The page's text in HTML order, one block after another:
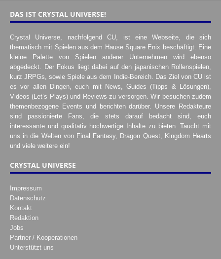
DAS IST CRYSTAL UNIVERSE!
Crystal Universe, nachfolgend CU, ist eine Webseite, die sich
thematisch mit Spielen aus dem Hause Square Enix beschäftigt. Eine
kleine Palette von Spielen anderer Unternehmen wird ebenso
abgedeckt. Der Fokus liegt dabei auf den japanischen Rollenspielen,
kurz JRPGs, sowie Spiele aus dem Indie-Bereich. Das Ziel von CU ist
es vor allen Dingen, euch mit News, Guides (Tipps & Lösungen),
Videos (Let’s Plays) und Reviews zu versorgen. Wir besuchen zudem
themenbezogene Events und berichten darüber. Unsere Redakteure
sind passionierte Fans, die stets darauf bedacht sind, euch
interessante und qualitativ hochwertige Inhalte zu bieten. Taucht mit
uns in die Welten von Final Fantasy, Dragon Quest, Kingdom Hearts
und viele weitere ein!
CRYSTAL UNIVERSE
Impressum
Datenschutz
Kontakt
Redaktion
Jobs
Partner / Kooperationen
Unterstützt uns